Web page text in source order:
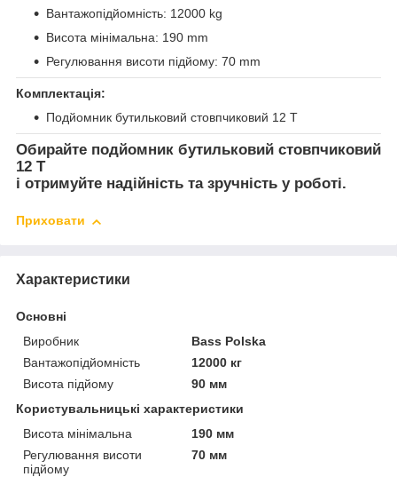
Вантажопідйомність: 12000 kg
Висота мінімальна: 190 mm
Регулювання висоти підйому: 70 mm
Комплектація:
Подйомник бутильковий стовпчиковий 12 T
Обирайте подйомник бутильковий стовпчиковий
12 T
і отримуйте надійність та зручність у роботі.
Приховати
Характеристики
Основні
Виробник
Bass Polska
Вантажопідйомність
12000 кг
Висота підйому
90 мм
Користувальницькі характеристики
Висота мінімальна
190 мм
Регулювання висоти
підйому
70 мм